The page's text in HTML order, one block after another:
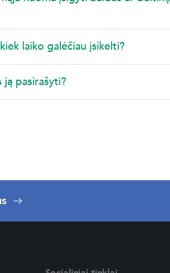
laiko galėčiau įsikelti?
pasirašyti?